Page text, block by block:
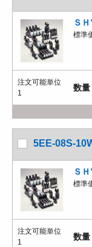
Ｓ
標準
注文可能単位
1
数量
5EE-08S-
Ｓ
標準
注文可能単位
1
数量